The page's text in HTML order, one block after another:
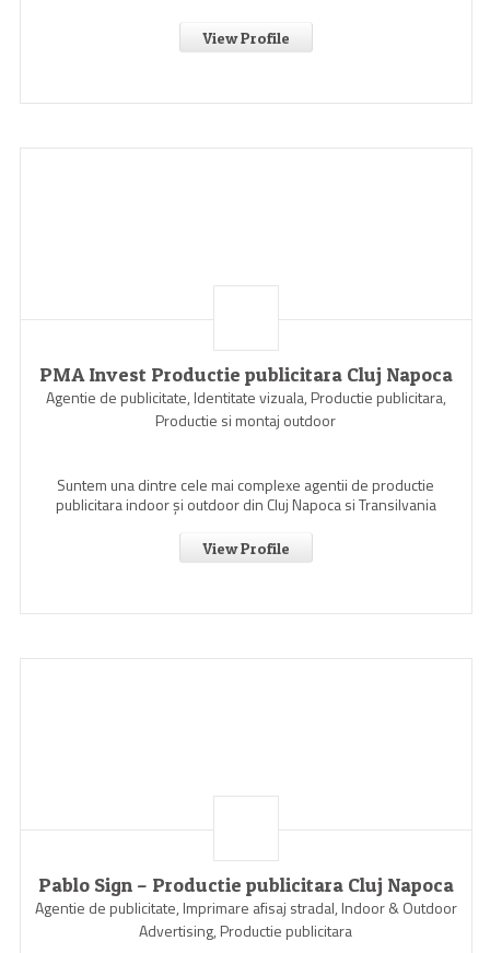
View Profile
PMA Invest Productie publicitara Cluj Napoca
Agentie de publicitate, Identitate vizuala, Productie publicitara,
Productie si montaj outdoor
Suntem una dintre cele mai complexe agentii de productie
publicitara indoor şi outdoor din Cluj Napoca si Transilvania
View Profile
Pablo Sign – Productie publicitara Cluj Napoca
Agentie de publicitate, Imprimare afisaj stradal, Indoor & Outdoor
Advertising, Productie publicitara